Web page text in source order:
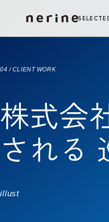
04 / CLIENT WORK
株式会
される
illust